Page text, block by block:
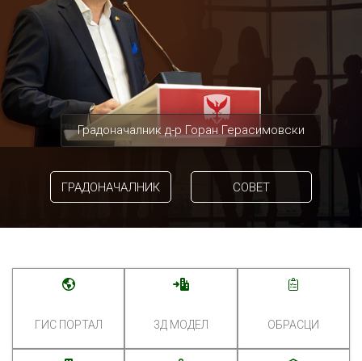
Градоначалник д-р Горан Герасимовски
ГРАДОНАЧАЛНИК СОВЕТ
ГИС ПОРТАЛ 3Д МОДЕЛ ОБРАСЦИ